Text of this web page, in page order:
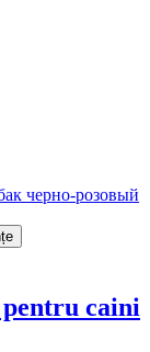
caini